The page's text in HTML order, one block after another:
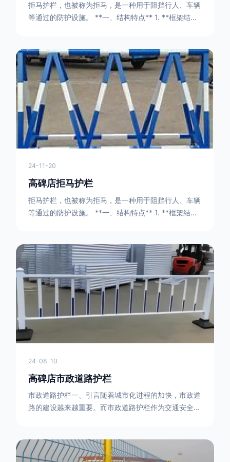
拒马护栏，也被称为拒马，是一种用于阻挡行人、车辆
等通过的防护设施。 **一、结构特点** 1. **框架结构
方形的框架组合。这些框架相互连接，形成一个稳定的
结构，能够承受一定的冲击力。例如，在一些临时交通
管制的现场，三角形框架的拒马护栏可以很方便地拼接
在一起，像一个个小的三角锥形状的结构单
24-11-20
高碑店拒马护栏
拒马护栏，也被称为拒马，是一种用于阻挡行人、车辆
等通过的防护设施。 **一、结构特点** 1. **框架结构
方形的框架组合。这些框架相互连接，形成一个稳定的
结构，能够承受一定的冲击力。例如，在一些临时交通
管制的现场，三角形框架的拒马护栏可以很方便地拼接
在一起，像一个个小的三角锥形状的结构单
24-08-10
高碑店市政道路护栏
市政道路护栏一、引言随着城市化进程的加快，市政道
路的建设越来越重要。而市政道路护栏作为交通安全的
的功能防护功能：市政道路护栏的主要功能是防止车辆
失控，保护行人安全。它可以有效地阻止因驾驶员疏忽